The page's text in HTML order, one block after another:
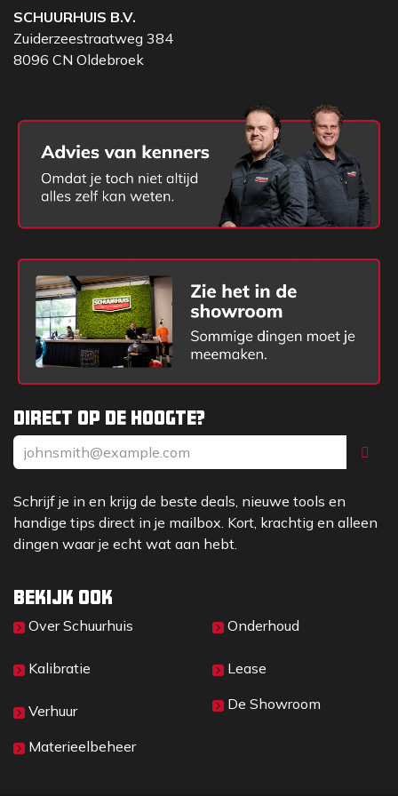
Direct op de hoogte?
Schrijf je in en krijg de beste deals, nieuwe tools en
handige tips direct in je mailbox. Kort, krachtig en alleen
dingen waar je echt wat aan hebt.
Bekijk ook
Over Sc​huurhuis
Kalibratie
Verhuur
Materieelbeheer
Onderhoud
Lease
De Showroom
SCHUURHUIS B.V.
Zuiderzeestraatweg 384
8096 CN Oldebroek